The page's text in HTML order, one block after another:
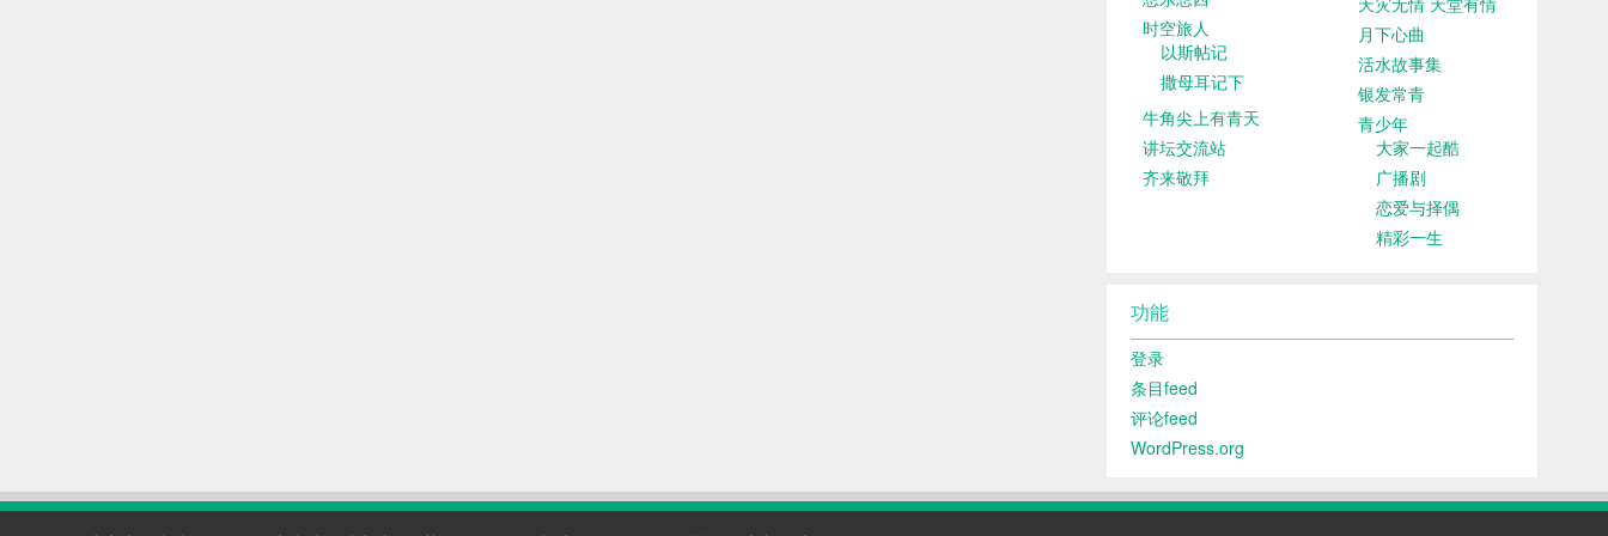
时空旅人
以斯帖记
撒母耳记下
牛角尖上有青天
讲坛交流站
齐来敬拜
月下心曲
活水故事集
银发常青
青少年
大家一起酷
广播剧
恋爱与择偶
精彩一生
功能
登录
条目feed
评论feed
WordPress.org